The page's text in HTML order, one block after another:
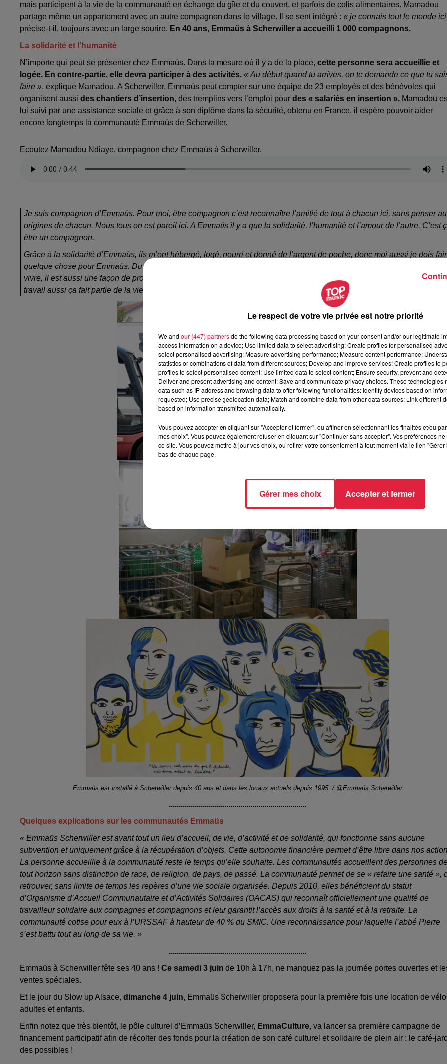
mais participent à la vie de la communauté en échange du gîte et du couvert, et parfois de colis alimentaires. Mamadou
partage même un appartement avec un autre compagnon dans le village. Il se sent intégré : « je connais tout le monde
précise-t-il, toujours avec un large sourire. En 40 ans, Emmaüs à Scherwiller a accueilli 1 000 compagnons.
La solidarité et l’humanité
N’importe qui peut se présenter chez Emmaüs. Dans la mesure où il y a de la place, cette personne sera accueillie et
logée. En contre-partie, elle devra participer à des activités. « Au début quand tu arrives, on te demande ce que tu
faire », explique Mamadou. A Scherwiller, Emmaüs peut compter sur une équipe de 23 employés et des bénévoles qui
organisent aussi des chantiers d’insertion, des tremplins vers l’emploi pour des « salariés en insertion ». Mamadou
lui suivi par une assistance sociale et grâce à son diplôme dans la sécurité, obtenu en France, il espère pouvoir aider
encore longtemps la communauté Emmaüs de Scherwiller.
Ecoutez Mamadou Ndiaye, compagnon chez Emmaüs à Scherwiller.
Je suis compagnon d’Emmaüs. Pour moi, être compagnon c’est reconnaître l’amitié de tout à chacun ici, sans penser
origines de chacun. Nous tous on est pareil ici. A Emmaüs il y a que la solidarité, l’humanité et l’amour de l’autre. C’est
être un compagnon.
Grâce à la solidarité d’Emmaüs, ils m’ont hébergé, logé, nourri et donné de l’argent de poche, donc moi aussi je dois
quelque chose pour Emmaüs. Du coup je représente Emmaüs dans mon travail. Le travail n’est pas qu’une nécessité
vivre, il est aussi une façon de prouver son courage et son endurance qui fera de vous un homme envié et respecté. Le
travail aussi ça fait partie de la vie.
Emmaüs est installé à Scherwiller depuis 40 ans et dans les locaux actuels depuis 1995. / @Emmaüs Scherwiller
.....................................................................
Quelques explications sur les communautés Emmaüs
« Emmaüs Scherwiller est avant tout un lieu d’accueil, de vie, d’activité et de solidarité, qui fonctionne sans aucune
subvention et uniquement grâce à la récupération d’objets. Cette autonomie financière permet d’être libre dans nos
La personne accueillie à la communauté reste le temps qu’elle souhaite. Les communautés accueillent des personnes de
tout horizon sans distinction de race, de religion, de pays, de passé. La communauté permet de se « refaire une santé »,
retrouver, sans limite de temps les repères d’une vie sociale organisée. Depuis 2010, elles bénéficient du statut
d’Organisme d’Accueil Communautaire et d’Activités Solidaires (OACAS) qui reconnaît officiellement une qualité de
travailleur solidaire aux compagnes et compagnons et leur garantit l’accès aux droits à la santé et à la retraite. La
communauté cotise pour eux à l’URSSAF à hauteur de 40 % du SMIC. Une reconnaissance pour laquelle l’abbé Pierre
s’est battu tout au long de sa vie. »
.....................................................................
Emmaüs à Scherwiller fête ses 40 ans ! Ce samedi 3 juin de 10h à 17h, ne manquez pas la journée portes ouvertes et
ventes spéciales.
Et le jour du Slow up Alsace, dimanche 4 juin, Emmaüs Scherwiller proposera pour la première fois une location de
adultes et enfants.
Enfin notez que très bientôt, le pôle culturel d’Emmaüs Scherwiller, EmmaCulture, va lancer sa première campagne de
financement participatif afin de récolter des fonds pour la création de son café culturel et solidaire de plein air : le café-
des possibles !
Le respect de votre vie privée est notre priorité
We and our (447) partnersdo the following data processing based on your consent and/or our legitimate
access information on a device; Use limited data to select advertising; Create profiles for personalised
select personalised advertising; Measure advertising performance; Measure content performance;
statistics or combinations of data from different sources; Develop and improve services; Create profiles to
profiles to select personalised content; Use limited data to select content; Ensure security, prevent and
Deliver and present advertising and content; Save and communicate privacy choices. These technologies
data such as IP address and browsing data to offer following functionalities: Identify devices based on
requested; Use precise geolocation data; Match and combine data from other data sources; Link different
based on information transmitted automatically.
Vous pouvez accepter en cliquant sur "Accepter et fermer", ou affiner en sélectionnant les finalités et/ou
mes choix". Vous pouvez également refuser en cliquant sur "Continuer sans accepter". Vos préférences
ce site. Vous pouvez mettre à jour vos choix, ou retirer votre consentement à tout moment via le lien
bas de chaque page.
Gérer mes choix Accepter et fermer